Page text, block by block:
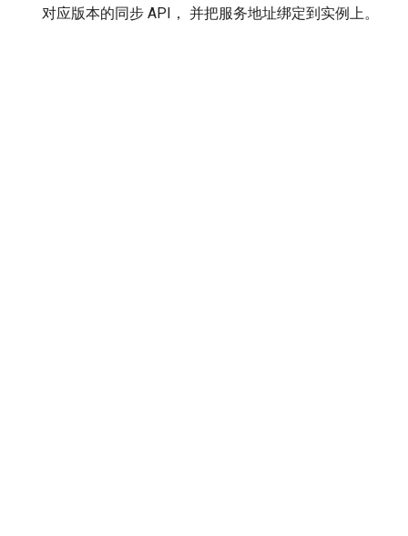
对应版本的同步 API， 并把服务地址绑定到实例上。